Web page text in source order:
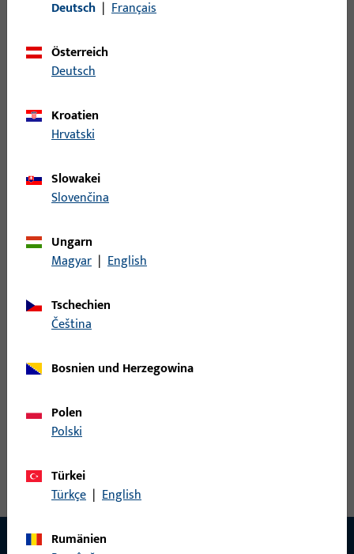
Verschlussüberwachung
Länge Anschlusskabel
Artikel
Massivriegel |
Massivriegelverschluss
K-16539-00-0-1 |
Zusatzverriegelung
MR mit Abfrage
Gesamtlänge 121 mm
Deutsch | Français
Österreich
Deutsch
Kroatien
Hrvatski
Slowakei
Slovenčina
Ungarn
Magyar | English
Tschechien
čeština
Bosnien und Herzegowina
Polen
Polski
Türkei
Türkçe | English
Rumänien